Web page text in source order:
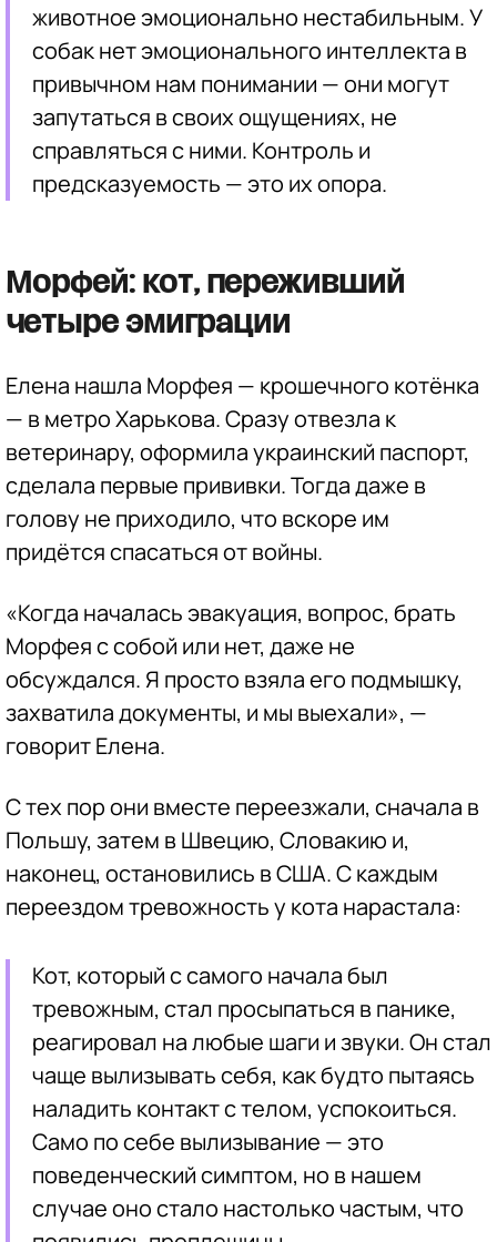
животное эмоционально нестабильным. У
собак нет эмоционального интеллекта в
привычном нам понимании — они могут
запутаться в своих ощущениях, не
справляться с ними. Контроль и
предсказуемость — это их опора.
Морфей: кот, переживший
четыре эмиграции
Елена нашла Морфея — крошечного котёнка
— в метро Харькова. Сразу отвезла к
ветеринару, оформила украинский паспорт,
сделала первые прививки. Тогда даже в
голову не приходило, что вскоре им
придётся спасаться от войны.
«Когда началась эвакуация, вопрос, брать
Морфея с собой или нет, даже не
обсуждался. Я просто взяла его подмышку,
захватила документы, и мы выехали», —
говорит Елена.
С тех пор они вместе переезжали, сначала в
Польшу, затем в Швецию, Словакию и,
наконец, остановились в США. С каждым
переездом тревожность у кота нарастала:
Кот, который с самого начала был
тревожным, стал просыпаться в панике,
реагировал на любые шаги и звуки. Он стал
чаще вылизывать себя, как будто пытаясь
наладить контакт с телом, успокоиться.
Само по себе вылизывание — это
поведенческий симптом, но в нашем
случае оно стало настолько частым, что